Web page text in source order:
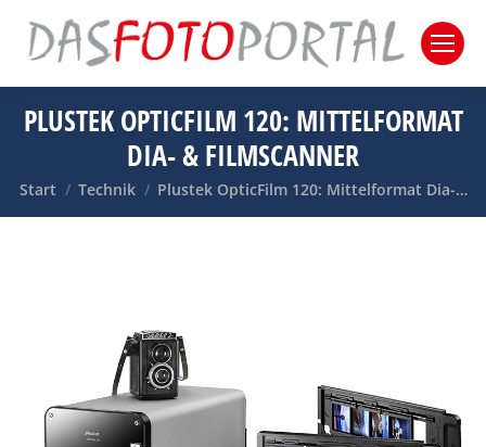
PLUSTEK OPTICFILM 120: MITTELFORMAT
DIA- & FILMSCANNER
Sie befinden sich hier:
Start Technik Plustek OpticFilm 120: Mittelformat Dia-…